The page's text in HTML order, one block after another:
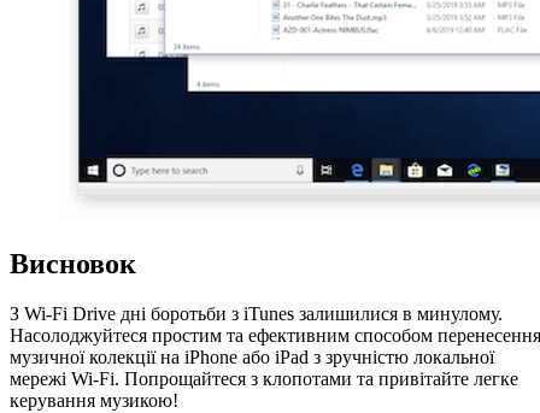
Висновок
З Wi-Fi Drive дні боротьби з iTunes залишилися в минулому.
Насолоджуйтеся простим та ефективним способом перенесення
музичної колекції на iPhone або iPad з зручністю локальної
мережі Wi-Fi. Попрощайтеся з клопотами та привітайте легке
керування музикою!